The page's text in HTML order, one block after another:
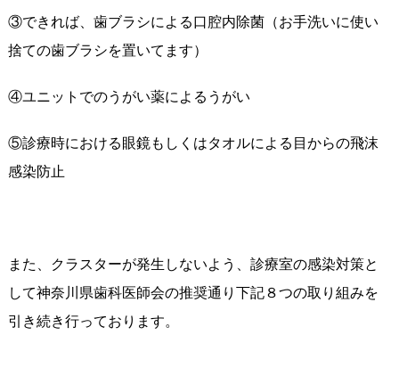
③できれば、歯ブラシによる口腔内除菌（お手洗いに使い
捨ての歯ブラシを置いてます）
④ユニットでのうがい薬によるうがい
⑤診療時における眼鏡もしくはタオルによる目からの飛沫
感染防止
また、クラスターが発生しないよう、診療室の感染対策と
して神奈川県歯科医師会の推奨通り下記８つの取り組みを
引き続き行っております。